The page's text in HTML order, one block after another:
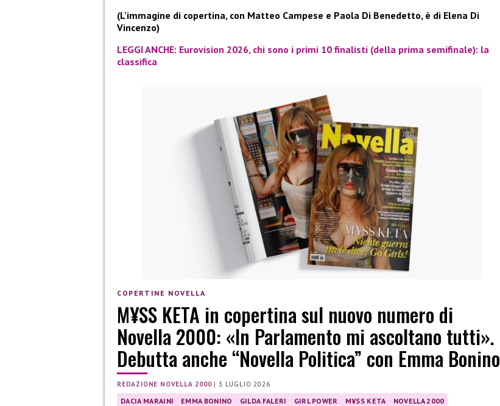
(L’immagine di copertina, con Matteo Campese e Paola Di Benedetto, è di Elena Di
Vincenzo)
LEGGI ANCHE: Eurovision 2026, chi sono i primi 10 finalisti (della prima semifinale): la
classifica
COPERTINE NOVELLA
M¥SS KETA in copertina sul nuovo numero di
Novella 2000: «In Parlamento mi ascoltano tutti».
Debutta anche “Novella Politica” con Emma Bonino
REDAZIONE NOVELLA 2000|3 LUGLIO 2026
DACIA MARAINI EMMA BONINO GILDA FALERI GIRL POWER M¥SS KETA
NOVELLA 2000